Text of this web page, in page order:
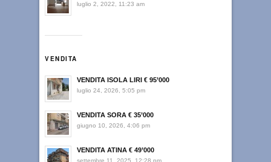
luglio 2, 2022, 11:23 am
VENDITA
VENDITA ISOLA LIRI € 95’000
luglio 24, 2026, 5:05 pm
VENDITA SORA € 35’000
giugno 10, 2026, 4:06 pm
VENDITA ATINA € 49’000
settembre 11, 2025, 12:28 pm